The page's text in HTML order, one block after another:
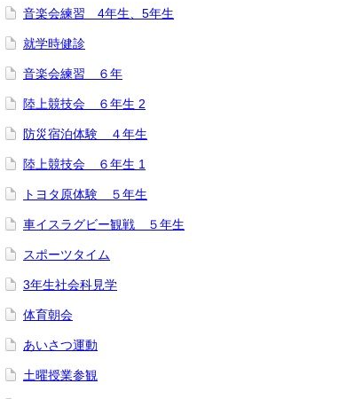
音楽会練習 4年生、5年生
就学時健診
音楽会練習 ６年
陸上競技会 ６年生 2
防災宿泊体験 ４年生
陸上競技会 ６年生 1
トヨタ原体験 ５年生
車イスラグビー観戦 ５年生
スポーツタイム
3年生社会科見学
体育朝会
あいさつ運動
土曜授業参観